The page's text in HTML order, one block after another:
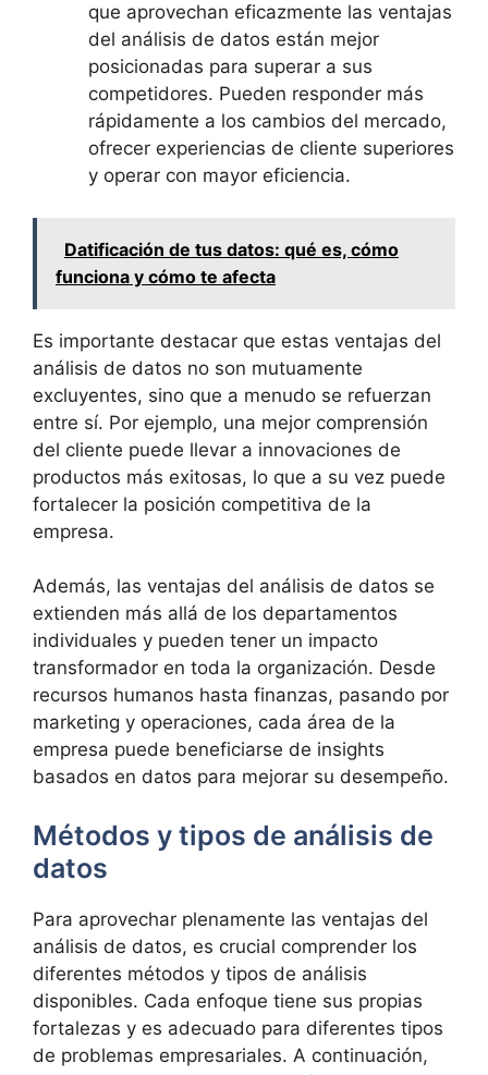
que aprovechan eficazmente las ventajas
del análisis de datos están mejor
posicionadas para superar a sus
competidores. Pueden responder más
rápidamente a los cambios del mercado,
ofrecer experiencias de cliente superiores
y operar con mayor eficiencia.
Datificación de tus datos: qué es, cómo
funciona y cómo te afecta
Es importante destacar que estas ventajas del
análisis de datos no son mutuamente
excluyentes, sino que a menudo se refuerzan
entre sí. Por ejemplo, una mejor comprensión
del cliente puede llevar a innovaciones de
productos más exitosas, lo que a su vez puede
fortalecer la posición competitiva de la
empresa.
Además, las ventajas del análisis de datos se
extienden más allá de los departamentos
individuales y pueden tener un impacto
transformador en toda la organización. Desde
recursos humanos hasta finanzas, pasando por
marketing y operaciones, cada área de la
empresa puede beneficiarse de insights
basados en datos para mejorar su desempeño.
Métodos y tipos de análisis de
datos
Para aprovechar plenamente las ventajas del
análisis de datos, es crucial comprender los
diferentes métodos y tipos de análisis
disponibles. Cada enfoque tiene sus propias
fortalezas y es adecuado para diferentes tipos
de problemas empresariales. A continuación,